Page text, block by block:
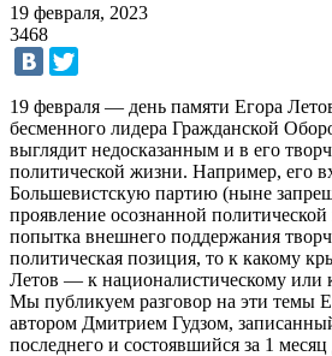
19 февраля, 2023
3468
19 февраля — день памяти Егора
бесменного лидера Гражданской
выглядит недосказанным и в его
политической жизни. Например, его
Большевистскую партию (ныне
проявление осознанной
попытка внешнего поддержания
политическая позиция, то к какому
Летов — к националистическому или
Мы публикуем разговор на эти темы
автором Дмитрием Гудзом,
последнего и состоявшийся за 1